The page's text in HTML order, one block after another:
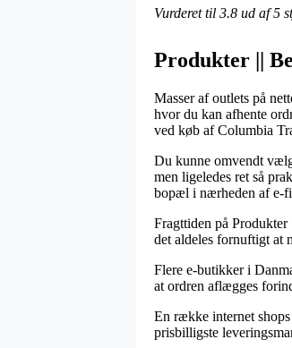
Vurderet til 3.8 ud af 5
Produkter ||
Masser af outlets på
hvor du kan afhente
ved køb af Columbia
Du kunne omvendt
men ligeledes ret så
bopæl i nærheden af e-
Fragttiden på
det aldeles fornuftigt at
Flere e-butikker i
at ordren aflægges
En række internet
prisbilligste